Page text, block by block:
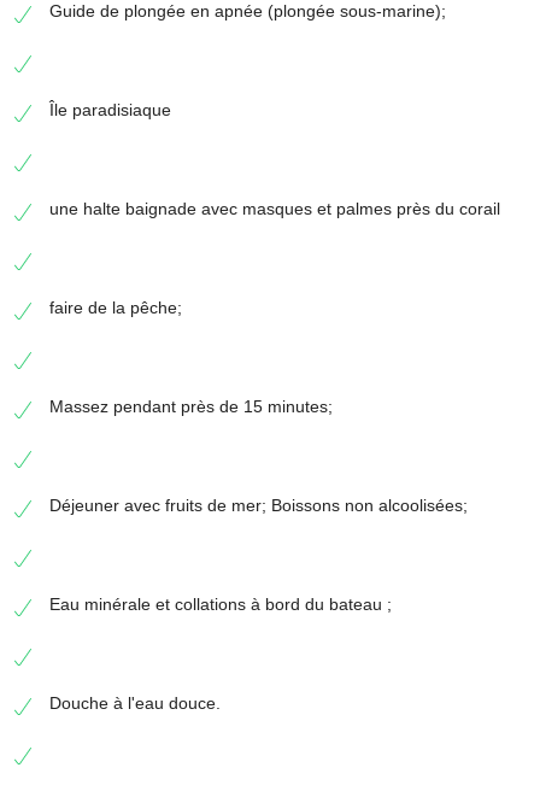
Guide de plongée en apnée (plongée sous-marine);
Île paradisiaque
une halte baignade avec masques et palmes près du corail
faire de la pêche;
Massez pendant près de 15 minutes;
Déjeuner avec fruits de mer; Boissons non alcoolisées;
Eau minérale et collations à bord du bateau ;
Douche à l'eau douce.